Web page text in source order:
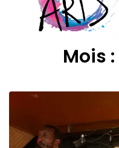
Mois :